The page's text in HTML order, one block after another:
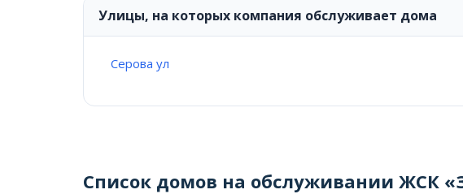
Улицы, на которых компания обслуживает дома
Серова ул
Список домов на обслуживании ЖСК